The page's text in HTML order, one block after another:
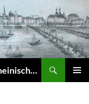
Arbeitsgemeinschaft für mittelrheinische Musikgeschichte e.V. – Musikgeschichte am Mittelrhein (MuGeMiR)